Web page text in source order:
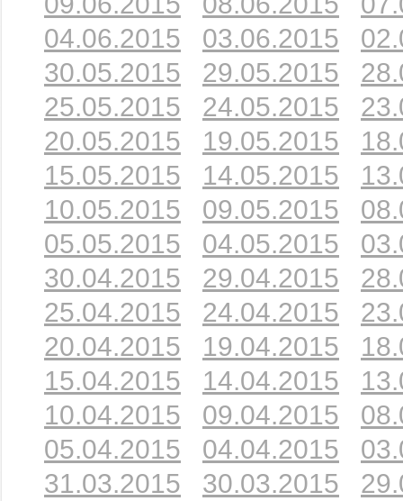
04.06.2015
03.06.2015
30.05.2015
29.05.2015
25.05.2015
24.05.2015
20.05.2015
19.05.2015
15.05.2015
14.05.2015
10.05.2015
09.05.2015
05.05.2015
04.05.2015
30.04.2015
29.04.2015
25.04.2015
24.04.2015
20.04.2015
19.04.2015
15.04.2015
14.04.2015
10.04.2015
09.04.2015
05.04.2015
04.04.2015
31.03.2015
30.03.2015